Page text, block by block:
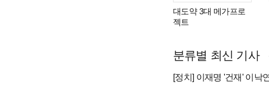
대도약 3대 메가프로
젝트
분류별 최신 기사